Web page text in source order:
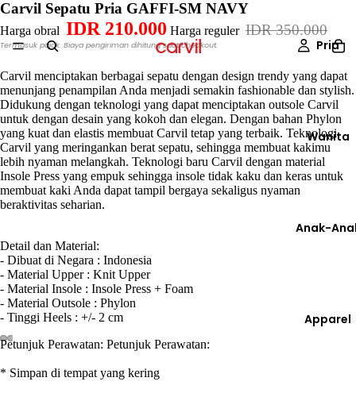
Pria
Wanita
Anak-
Apparel
Carvil Sepatu Pria GAFFI-SM NAVY
Harga obral IDR 210.000 Harga reguler IDR 350.000
Termasuk pajak. Biaya pengiriman dihitung saat checkout.
Carvil menciptakan berbagai sepatu dengan design trendy yang dapat
menunjang penampilan Anda menjadi semakin fashionable dan stylish.
Didukung dengan teknologi yang dapat menciptakan outsole Carvil
untuk dengan desain yang kokoh dan elegan. Dengan bahan Phylon
yang kuat dan elastis membuat Carvil tetap yang terbaik. Teknologi
Carvil yang meringankan berat sepatu, sehingga membuat kakimu
lebih nyaman melangkah. Teknologi baru Carvil dengan material
Insole Press yang empuk sehingga insole tidak kaku dan keras untuk
membuat kaki Anda dapat tampil bergaya sekaligus nyaman
beraktivitas seharian.
Detail dan Material:
- Dibuat di Negara : Indonesia
- Material Upper : Knit Upper
- Material Insole : Insole Press + Foam
- Material Outsole : Phylon
- Tinggi Heels : +/- 2 cm
Petunjuk Perawatan: Petunjuk Perawatan:
* Simpan di tempat yang kering